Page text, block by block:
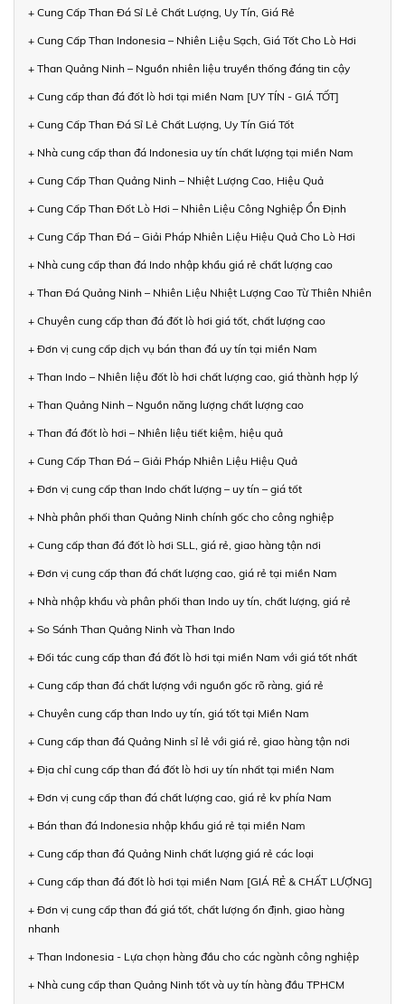
+ Cung Cấp Than Đá Sỉ Lẻ Chất Lượng, Uy Tín, Giá Rẻ
+ Cung Cấp Than Indonesia – Nhiên Liệu Sạch, Giá Tốt Cho Lò Hơi
+ Than Quảng Ninh – Nguồn nhiên liệu truyền thống đáng tin cậy
+ Cung cấp than đá đốt lò hơi tại miền Nam [UY TÍN - GIÁ TỐT]
+ Cung Cấp Than Đá Sỉ Lẻ Chất Lượng, Uy Tín Giá Tốt
+ Nhà cung cấp than đá Indonesia uy tín chất lượng tại miền Nam
+ Cung Cấp Than Quảng Ninh – Nhiệt Lượng Cao, Hiệu Quả
+ Cung Cấp Than Đốt Lò Hơi – Nhiên Liệu Công Nghiệp Ổn Định
+ Cung Cấp Than Đá – Giải Pháp Nhiên Liệu Hiệu Quả Cho Lò Hơi
+ Nhà cung cấp than đá Indo nhập khẩu giá rẻ chất lượng cao
+ Than Đá Quảng Ninh – Nhiên Liệu Nhiệt Lượng Cao Từ Thiên Nhiên
+ Chuyên cung cấp than đá đốt lò hơi giá tốt, chất lượng cao
+ Đơn vị cung cấp dịch vụ bán than đá uy tín tại miền Nam
+ Than Indo – Nhiên liệu đốt lò hơi chất lượng cao, giá thành hợp lý
+ Than Quảng Ninh – Nguồn năng lượng chất lượng cao
+ Than đá đốt lò hơi – Nhiên liệu tiết kiệm, hiệu quả
+ Cung Cấp Than Đá – Giải Pháp Nhiên Liệu Hiệu Quả
+ Đơn vị cung cấp than Indo chất lượng – uy tín – giá tốt
+ Nhà phân phối than Quảng Ninh chính gốc cho công nghiệp
+ Cung cấp than đá đốt lò hơi SLL, giá rẻ, giao hàng tận nơi
+ Đơn vị cung cấp than đá chất lượng cao, giá rẻ tại miền Nam
+ Nhà nhập khẩu và phân phối than Indo uy tín, chất lượng, giá rẻ
+ So Sánh Than Quảng Ninh và Than Indo
+ Đối tác cung cấp than đá đốt lò hơi tại miền Nam với giá tốt nhất
+ Cung cấp than đá chất lượng với nguồn gốc rõ ràng, giá rẻ
+ Chuyên cung cấp than Indo uy tín, giá tốt tại Miền Nam
+ Cung cấp than đá Quảng Ninh sỉ lẻ với giá rẻ, giao hàng tận nơi
+ Địa chỉ cung cấp than đá đốt lò hơi uy tín nhất tại miền Nam
+ Đơn vị cung cấp than đá chất lượng cao, giá rẻ kv phía Nam
+ Bán than đá Indonesia nhập khẩu giá rẻ tại miền Nam
+ Cung cấp than đá Quảng Ninh chất lượng giá rẻ các loại
+ Cung cấp than đá đốt lò hơi tại miền Nam [GIÁ RẺ & CHẤT LƯỢNG]
+ Đơn vị cung cấp than đá giá tốt, chất lượng ổn định, giao hàng
nhanh
+ Than Indonesia - Lựa chọn hàng đầu cho các ngành công nghiệp
+ Nhà cung cấp than Quảng Ninh tốt và uy tín hàng đầu TPHCM